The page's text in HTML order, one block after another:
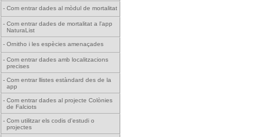
- Com entrar dades al mòdul de mortalitat
- Com entrar dades de mortalitat a l'app
NaturaList
- Ornitho i les espècies amenaçades
- Com entrar dades amb localitzacions
precises
- Com entrar llistes estàndard des de la
app
- Com entrar dades al projecte Colònies
de Falciots
- Com utilitzar els codis d'estudi o
projectes